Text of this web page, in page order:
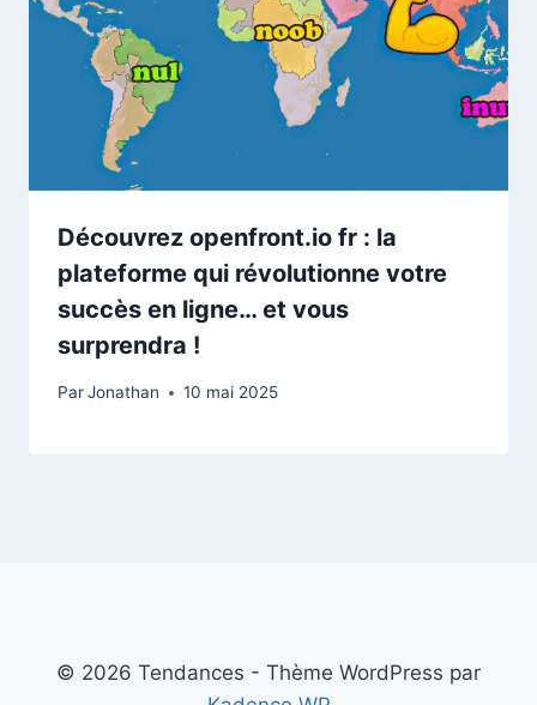
Découvrez openfront.io fr : la
plateforme qui révolutionne votre
succès en ligne… et vous
surprendra !
ParJonathan 10 mai 2025
© 2026 Tendances - Thème WordPress par